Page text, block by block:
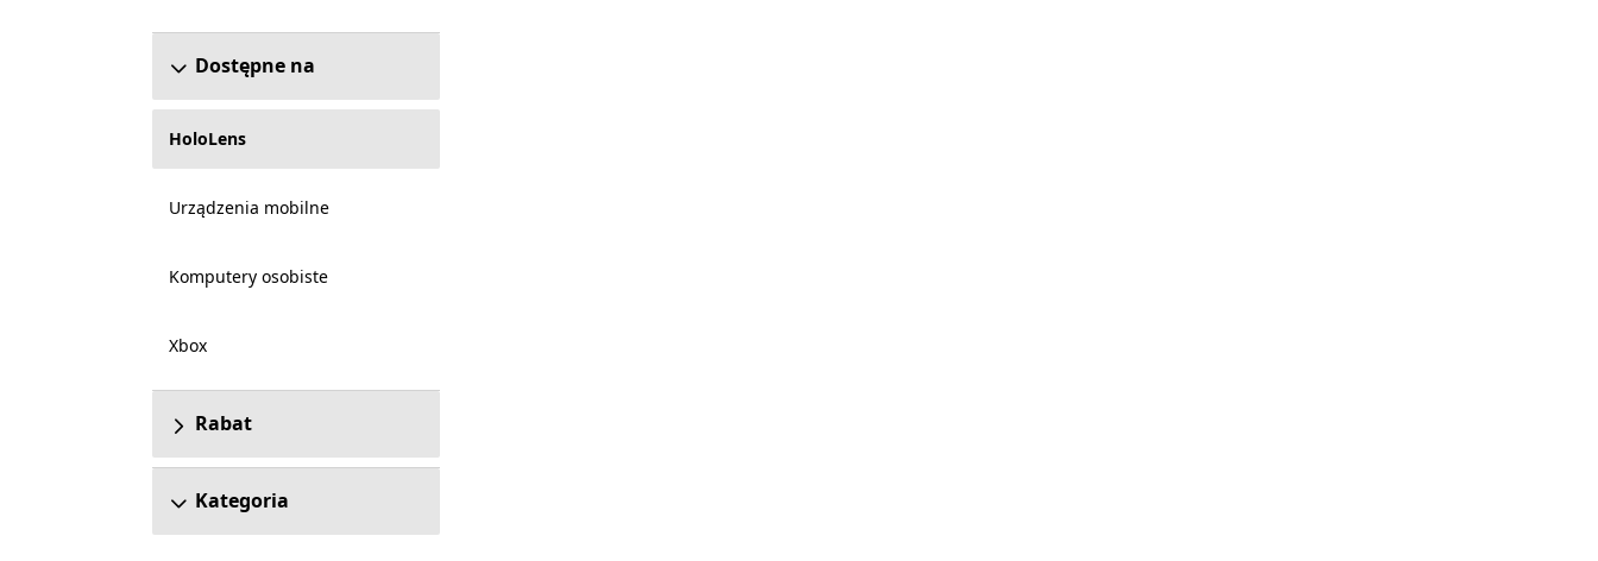
Dostępne na
HoloLens
Urządzenia mobilne
Komputery osobiste
Xbox
Rabat
Kategoria